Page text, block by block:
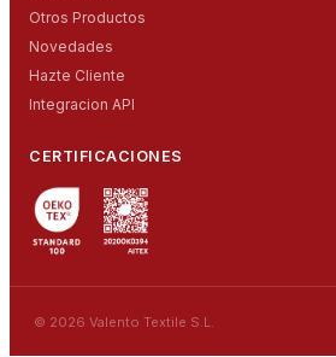
Otros Productos
Novedades
Hazte Cliente
Integracion API
CERTIFICACIONES
© 2026 Valento Textile S.L.